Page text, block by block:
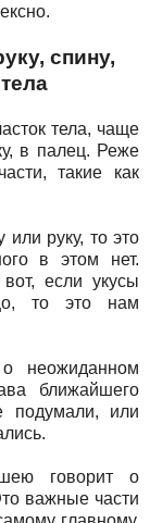
спину,
тела, чаще
в палец. Реже
такие как
или руку, то это
в этом нет.
если укусы
то это нам
неожиданном
ближайшего
подумали, или
говорит о
важные части